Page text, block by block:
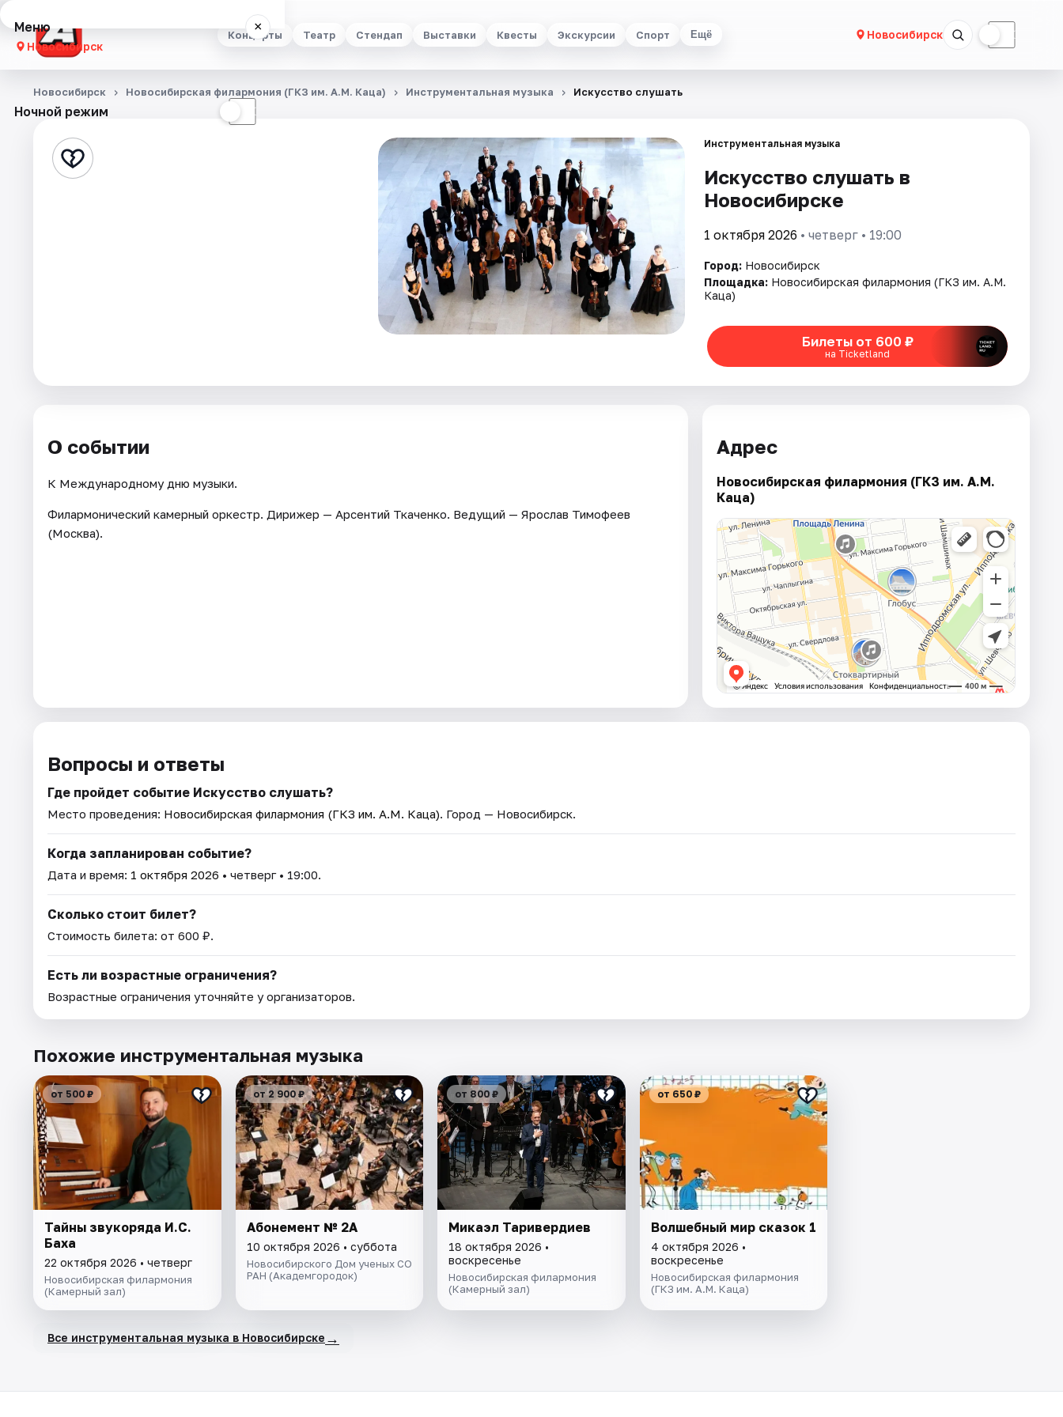
Концерты Театр Стендап Выставки Квесты Экскурсии Спорт Ещё Новосибирск ☾
Меню ×
Новосибирск
Концерты
Стендап
Рейтинги
Ночной режим ☾
Новосибирск Новосибирская филармония (ГКЗ им. А.М. Каца) Инструментальная музыка Искусство слушать
Инструментальная музыка
Искусство слушать в
Новосибирске
1 октября 2026 • четверг • 19:00
Город: Новосибирск
Площадка: Новосибирская филармония (ГКЗ им. А.М.
Каца)
Билеты от 600 ₽
на Ticketland
О событии
К Международному дню музыки.
Филармонический камерный оркестр. Дирижер — Арсентий Ткаченко. Ведущий — Ярослав Тимофеев
(Москва).
Адрес
Новосибирская филармония (ГКЗ им. А.М.
Каца)
Вопросы и ответы
Где пройдет событие Искусство слушать?
Место проведения: Новосибирская филармония (ГКЗ им. А.М. Каца). Город — Новосибирск.
Когда запланирован событие?
Дата и время: 1 октября 2026 • четверг • 19:00.
Сколько стоит билет?
Стоимость билета: от 600 ₽.
Есть ли возрастные ограничения?
Возрастные ограничения уточняйте у организаторов.
Похожие инструментальная музыка
от 500 ₽
Тайны звукоряда И.С.
Баха
22 октября 2026 • четверг
Новосибирская филармония
(Камерный зал)
от 2 900 ₽
Абонемент № 2А
10 октября 2026 • суббота
Новосибирского Дом ученых СО
РАН (Академгородок)
от 800 ₽
Микаэл Таривердиев
18 октября 2026 •
воскресенье
Новосибирская филармония
(Камерный зал)
от 650 ₽
Волшебный мир сказок 1
4 октября 2026 •
воскресенье
Новосибирская филармония
(ГКЗ им. А.М. Каца)
Все инструментальная музыка в Новосибирске →